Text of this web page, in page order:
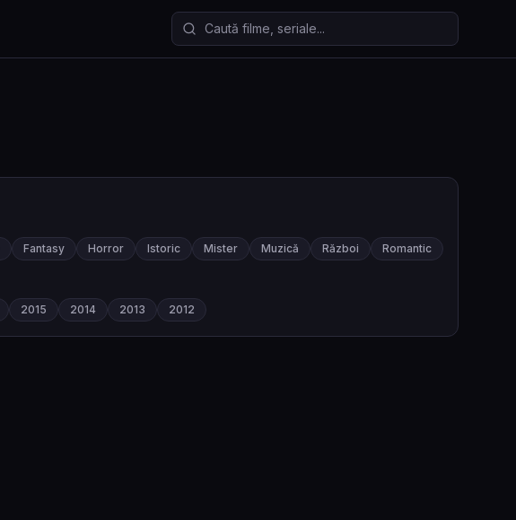
Caută filme și seriale
Fantasy Horror Istoric Mister Muzică Război
Romantic
2015 2014 2013 2012